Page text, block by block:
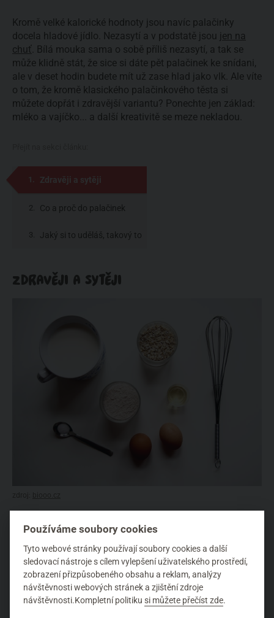
Kromě velké kalorické hodnoty jsou navíc palačinky
docela hladové jídlo. Nezasytí a v podstatě jsou jen na
chuť
. Bílá mouka sama o sobě příliš nezasytí, a tak se
může klidně stát, že sice si dáte pět palačinek ke snídani,
ale v deset hodin budete mít už zase hlad jako vlk. Ale víte
o tom, že kromě klasického palačinkového těsta si
můžete dopřát i zdravější variantu? Ponechte jen základ:
mléko a vajíčko... a další kreativitě se meze nekladou.
Zdravěji a sytěji
Co a proč do palačinek
Jaký si to uděláš, takový to
ZDRAVĚJI A SYTĚJI
Na zdravější verzi palačinek budete potřebovat:
velký hrnek (půl litru) mléka
2 vajíčka
sklenici (200 ml) ovesných vloček
2 sklenice (400 ml) špaldové mouky
Používáme soubory cookies
Tyto webové stránky používají soubory cookies a další
sledovací nástroje s cílem vylepšení uživatelského prostředí,
zobrazení přizpůsobeného obsahu a reklam, analýzy
návštěvnosti webových stránek a zjištění zdroje
návštěvnosti.Kompletní politikusi můžete přečíst zde.